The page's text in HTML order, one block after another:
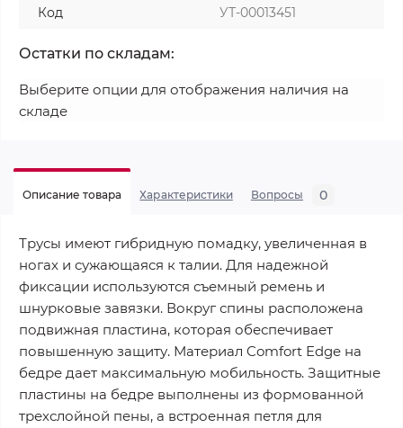
Код
УТ-00013451
Остатки по складам:
Выберите опции для отображения наличия на
складе
Описание товара Характеристики Вопросы 0
Трусы имеют гибридную помадку, увеличенная в
ногах и сужающаяся к талии. Для надежной
фиксации используются съемный ремень и
шнурковые завязки. Вокруг спины расположена
подвижная пластина, которая обеспечивает
повышенную защиту. Материал Comfort Edge на
бедре дает максимальную мобильность. Защитные
пластины на бедре выполнены из формованной
трехслойной пены, а встроенная петля для